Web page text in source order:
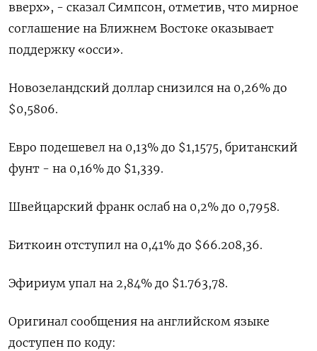
вверх», - сказал Симпсон, отметив, что мирное
соглашение на Ближнем Востоке оказывает
поддержку «осси».
Новозеландский доллар ‌снизился на 0,26% до
$0,5806.
Евро подешевел на 0,13% до $1,1575, британский
фунт - ‌на 0,16% до $1,339.
Швейцарский франк ослаб на 0,2% до 0,7958.
Биткоин отступил на ​0,41% до $66.208,36.
Эфириум упал на 2,84% до $1.763,78.
Оригинал сообщения на ‌английском языке
доступен по коду: